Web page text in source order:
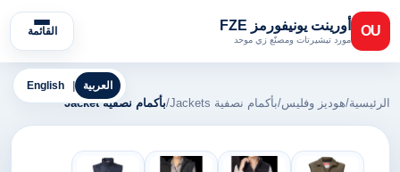
OU أورينت يونيفورمز FZE
مورد تيشيرتات ومصنّع زي موحد
القائمة
English العربية
الرئيسية/هوديز وفليس/بأكمام نصفية Jackets /بأكمام نصفية Jacket